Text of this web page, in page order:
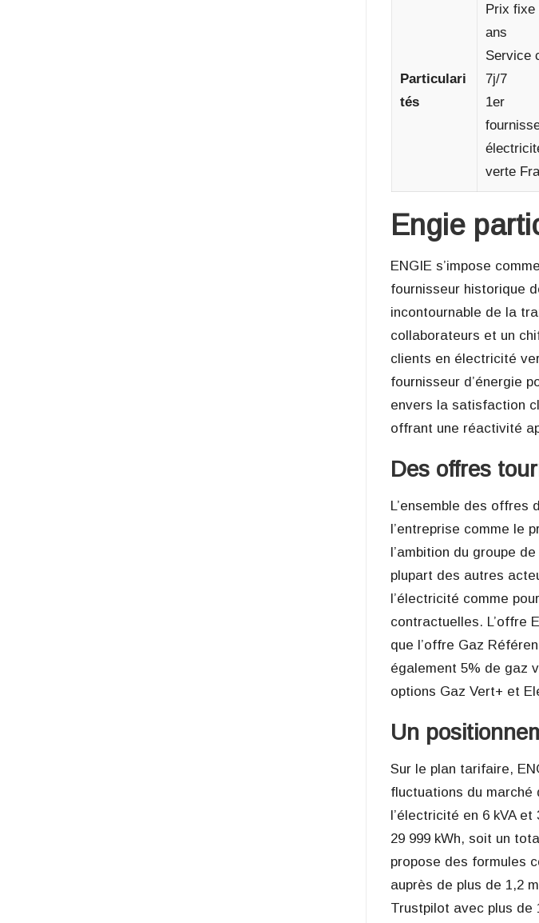
Particulari
tés
Prix fixe
ans
Service
7j/7
1er
verte
Engie
ENGIE s’impose
fournisseur historique
incontournable de la
collaborateurs et un
clients en électricité
fournisseur d’énergie
envers la satisfaction
offrant une réactivité
Des offres
L’ensemble des offres
l’entreprise comme le
l’ambition du groupe
plupart des autres
l’électricité comme
contractuelles. L’offre
que l’offre Gaz
également 5% de gaz
options Gaz Vert+ et
Un
Sur le plan tarifaire,
fluctuations du marché
l’électricité en 6 kVA
29 999 kWh, soit un
propose des formules
auprès de plus de 1,2
Trustpilot avec plus de